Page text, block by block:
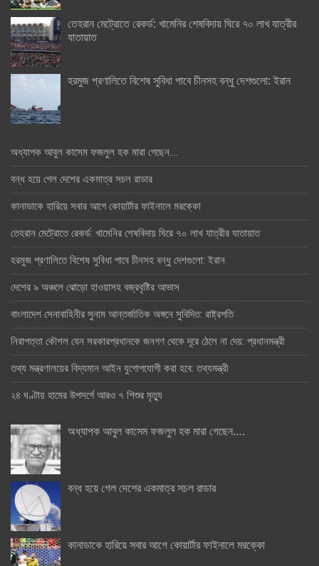
তেহরান মেট্রোতে রেকর্ড: খামেনির শেষবিদায় ঘিরে ৭০ লাখ যাত্রীর
যাতায়াত
হরমুজ প্রণালিতে বিশেষ সুবিধা পাবে চীনসহ বন্ধু দেশগুলো: ইরান
অধ্যাপক আবুল কাসেম ফজলুল হক মারা গেছেন….
বন্ধ হয়ে গেল দেশের একমাত্র সচল রাডার
কানাডাকে হারিয়ে সবার আগে কোয়ার্টার ফাইনালে মরক্কো
তেহরান মেট্রোতে রেকর্ড: খামেনির শেষবিদায় ঘিরে ৭০ লাখ যাত্রীর যাতায়াত
হরমুজ প্রণালিতে বিশেষ সুবিধা পাবে চীনসহ বন্ধু দেশগুলো: ইরান
দেশের ৯ অঞ্চলে ঝোড়ো হাওয়াসহ বজ্রবৃষ্টির আভাস
বাংলাদেশ সেনাবাহিনীর সুনাম আন্তর্জাতিক অঙ্গনে সুবিদিত: রাষ্ট্রপতি
নিরাপত্তা কৌশল যেন সরকারপ্রধানকে জনগণ থেকে দূরে ঠেলে না দেয়: প্রধানমন্ত্রী
তথ্য মন্ত্রণালয়ের বিদ্যমান আইন যুগোপযোগী করা হবে: তথ্যমন্ত্রী
২৪ ঘণ্টায় হামের উপসর্গে আরও ৭ শিশুর মৃত্যু
অধ্যাপক আবুল কাসেম ফজলুল হক মারা গেছেন….
বন্ধ হয়ে গেল দেশের একমাত্র সচল রাডার
কানাডাকে হারিয়ে সবার আগে কোয়ার্টার ফাইনালে মরক্কো